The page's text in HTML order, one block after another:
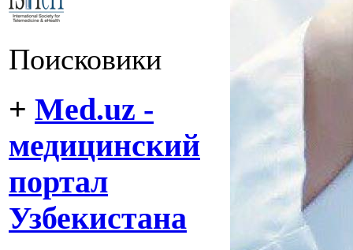
Поисковики
+ Med.uz -
медицинский
портал
Узбекистана